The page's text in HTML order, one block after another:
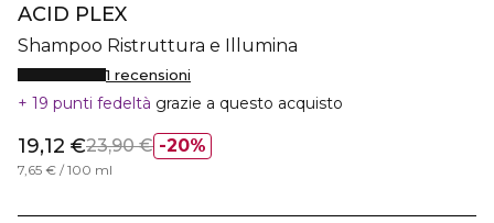
ACID PLEX
Shampoo Ristruttura e Illumina
1 recensioni
19 punti fedeltà grazie a questo acquisto
20%
19,12 €23,90 €
7,65 € / 100 ml